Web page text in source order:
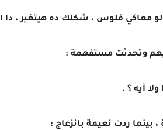
لو معاكي فلوس ، شكلك ده هيتغير ، دا
وتحدثت مستفهمة :
ولا أيه ؟ .
بينما ردت نعيمة بانزعاج :